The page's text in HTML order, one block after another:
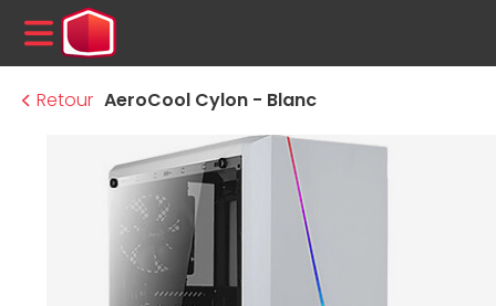
MENU
Retour AeroCool Cylon - Blanc